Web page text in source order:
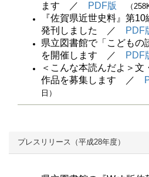
ます ／
PDF版 （
『佐賀県近世史料』第
発刊しました ／
PDF
県立図書館で「こどもの
を開催します ／
PDF
＜こんな本読んだよ＞
作品を募集します ／
日）
プレスリリース（平成28年度）